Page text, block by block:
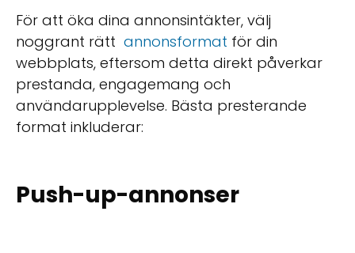
För att öka dina annonsintäkter, välj
noggrant rätt annonsformat för din
webbplats, eftersom detta direkt påverkar
prestanda, engagemang och
användarupplevelse. Bästa presterande
format inkluderar:
Push-up-annonser